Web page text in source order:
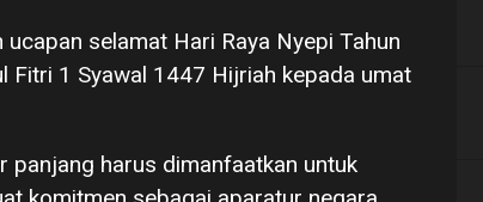
selamat Hari Raya Nyepi Tahun
Fitri 1 Syawal 1447 Hijriah kepada umat
panjang harus dimanfaatkan untuk